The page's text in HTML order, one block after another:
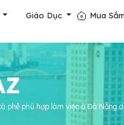
Giáo Dục Mua Sắm
phê phù hợp làm việc ở Đà Nẵng